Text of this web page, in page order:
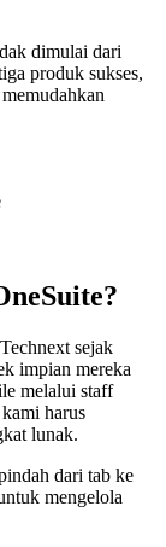
dimulai dari
produk sukses,
sejak
impian mereka
melalui staff
harus
lunak.
dari tab ke
mengelola